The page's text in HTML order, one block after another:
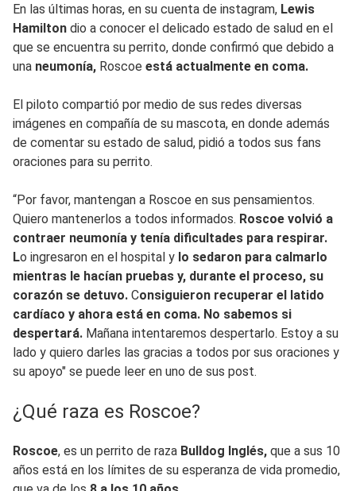
En las últimas horas, en su cuenta de instagram, Lewis
Hamilton dio a conocer el delicado estado de salud en el
que se encuentra su perrito, donde confirmó que debido a
una neumonía, Roscoe está actualmente en coma.
El piloto compartió por medio de sus redes diversas
imágenes en compañía de su mascota, en donde además
de comentar su estado de salud, pidió a todos sus fans
oraciones para su perrito.
“Por favor, mantengan a Roscoe en sus pensamientos.
Quiero mantenerlos a todos informados. Roscoe volvió a
contraer neumonía y tenía dificultades para respirar.
Lo ingresaron en el hospital y lo sedaron para calmarlo
mientras le hacían pruebas y, durante el proceso, su
corazón se detuvo. Consiguieron recuperar el latido
cardíaco y ahora está en coma. No sabemos si
despertará. Mañana intentaremos despertarlo. Estoy a su
lado y quiero darles las gracias a todos por sus oraciones y
su apoyo" se puede leer en uno de sus post.
¿Qué raza es Roscoe?
Roscoe, es un perrito de raza Bulldog Inglés, que a sus 10
años está en los límites de su esperanza de vida promedio,